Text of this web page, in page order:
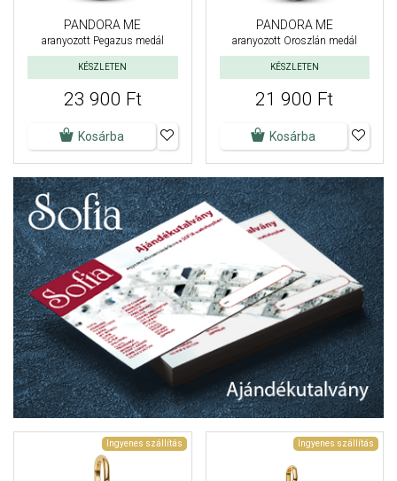
PANDORA ME
aranyozott Pegazus medál
KÉSZLETEN
23 900 Ft
Kosárba
PANDORA ME
aranyozott Oroszlán medál
KÉSZLETEN
21 900 Ft
Kosárba
Ingyenes szállítás Ingyenes szállítás